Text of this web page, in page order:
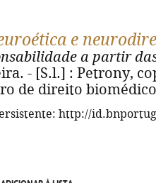
e
a partir
- [S.l.] : Petrony,
de direito biomédico
http://